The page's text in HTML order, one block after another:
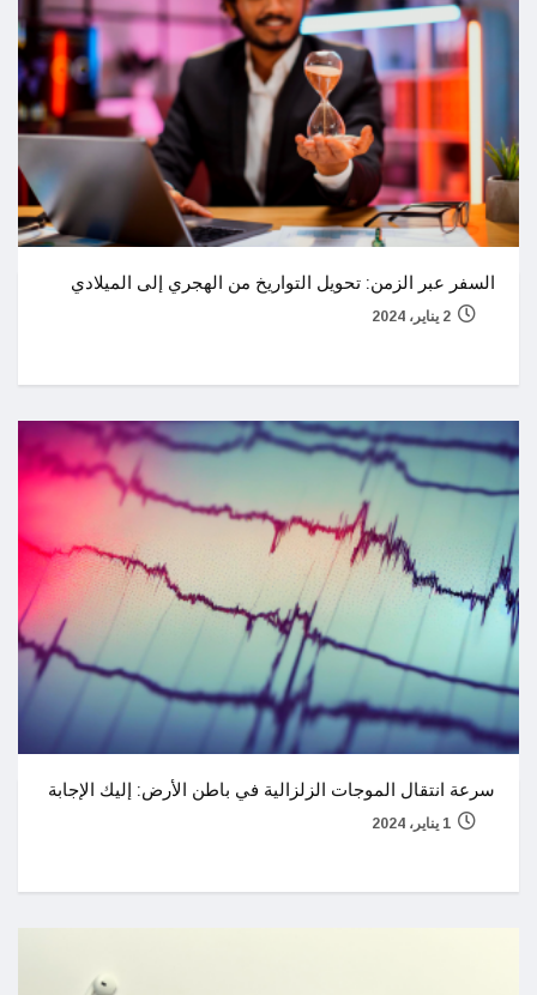
السفر عبر الزمن: تحويل التواريخ من الهجري إلى الميلادي
2 يناير، 2024
سرعة انتقال الموجات الزلزالية في باطن الأرض: إليك الإجابة
1 يناير، 2024